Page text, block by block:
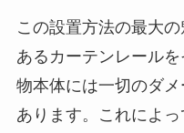
この設置方法の最大
あるカーテンレール
物本体には一切のダ
あります。これによ